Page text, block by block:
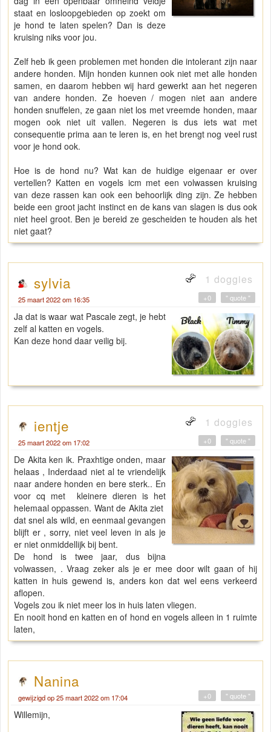
staat en losloopgebieden op zoekt om
je hond te laten spelen? Dan is deze
kruising niks voor jou.
Zelf heb ik geen problemen met honden die intolerant zijn naar
andere honden. Mijn honden kunnen ook niet met alle honden
samen, en daarom hebben wij hard gewerkt aan het negeren
van andere honden. Ze hoeven / mogen niet aan andere
honden snuffelen, ze gaan niet los met vreemde honden, maar
mogen ook niet uit vallen. Negeren is dus iets wat met
consequentie prima aan te leren is, en het brengt nog veel rust
voor je hond ook.
Hoe is de hond nu? Wat kan de huidige eigenaar er over
vertellen? Katten en vogels icm met een volwassen kruising
van deze rassen kan ook een behoorlijk ding zijn. Ze hebben
beide een groot jacht instinct en de kans van slagen is dus ook
niet heel groot. Ben je bereid ze gescheiden te houden als het
niet gaat?
sylvia 1 doggies
25 maart 2022 om 16:35 " quote "
+0
Ja dat is waar wat Pascale zegt, je hebt
zelf al katten en vogels.
Kan deze hond daar veilig bij.
ientje 1 doggies
25 maart 2022 om 17:02 " quote "
+0
De Akita ken ik. Praxhtige onden, maar
helaas , Inderdaad niet al te vriendelijk
naar andere honden en bere sterk.. En
voor cq met kleinere dieren is het
helemaal oppassen. Want de Akita ziet
dat snel als wild, en eenmaal gevangen
blijft er , sorry, niet veel leven in als je
er niet onmiddellijk bij bent.
De hond is twee jaar, dus bijna
volwassen, . Vraag zeker als je er mee door wilt gaan of hij
katten in huis gewend is, anders kon dat wel eens verkeerd
aflopen.
Vogels zou ik niet meer los in huis laten vliegen.
En nooit hond en katten en of hond en vogels alleen in 1 ruimte
laten,
Nanina
gewijzigd op 25 maart 2022 om 17:04 " quote "
+0
Willemijn,